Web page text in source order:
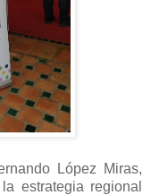
López Miras,
estrategia regional